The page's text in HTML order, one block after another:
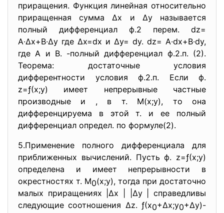
приращения. Функция линейная относительно
приращенная сумма ∆х и ∆у называется
полный дифференциал ф.2 перем. dz=
А∙∆х+В∙∆у где ∆х=dx и ∆у= dу. dz= А∙dх+В∙dу,
где А и В. -полный дифференциал ф.2.п. (2).
Теорема: достаточные условия
дифферентности условия ф.2.п. Если ф.
z=ƒ(х;у) имеет непрерывные частные
производные и , в т. М(х;у), то она
дифференцируема в этой т. и ее полный
дифференциал определ. по формуле(2).
5.Применение полного дифференциала для
приближенных вычислений. Пусть ф. z=ƒ(х;у)
определена и имеет непрерывности в
окрестностях т. М0(х;у), тогда при достаточно
малых приращениях |∆х | |∆у | справедливы
следующие соотношения ∆z. ƒ(х0+∆х;у0+∆у)-